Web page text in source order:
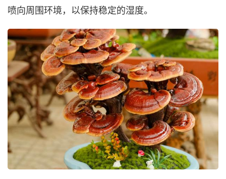
喷向周围环境，以保持稳定的湿度。